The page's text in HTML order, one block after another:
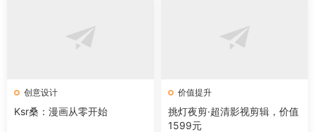
创意设计
Ksr桑：漫画从零开始
价值提升
挑灯夜剪·超清影视剪辑，价值
1599元